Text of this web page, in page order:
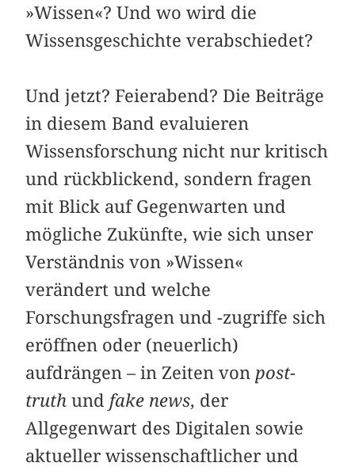
»Wissen«? Und wo wird die
Wissensgeschichte verabschiedet?
Und jetzt? Feierabend? Die Beiträge
in diesem Band evaluieren
Wissensforschung nicht nur kritisch
und rückblickend, sondern fragen
mit Blick auf Gegenwarten und
mögliche Zukünfte, wie sich unser
Verständnis von »Wissen«
verändert und welche
Forschungsfragen und -zugriffe sich
eröffnen oder (neuerlich)
aufdrängen – in Zeiten von post-
truth und fake news, der
Allgegenwart des Digitalen sowie
aktueller wissenschaftlicher und